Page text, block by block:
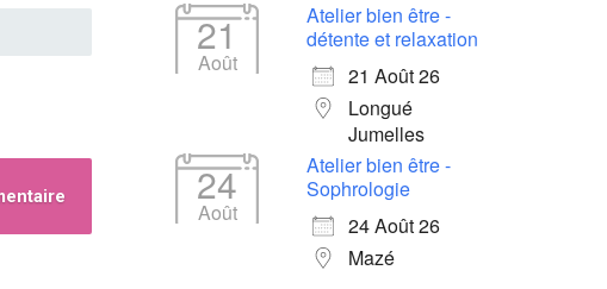
21
Août
Atelier bien être -
détente et relaxation
21 Août 26
Longué
Jumelles
24
Août
Atelier bien être -
Sophrologie
24 Août 26
Mazé